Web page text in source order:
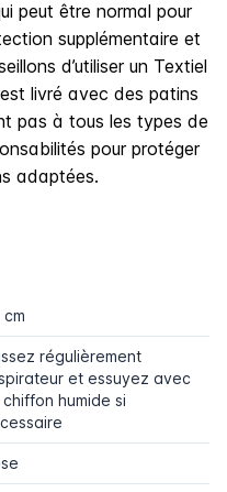
peut être normal pour
supplémentaire et
d’utiliser un Textiel
livré avec des patins
pas à tous les types de
pour protéger
adaptées.
cm
régulièrement
et essuyez avec
chiffon humide si